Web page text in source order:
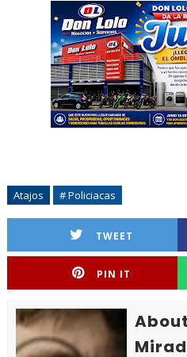
Atajos # Policiacas
TWEET
PIN IT
About